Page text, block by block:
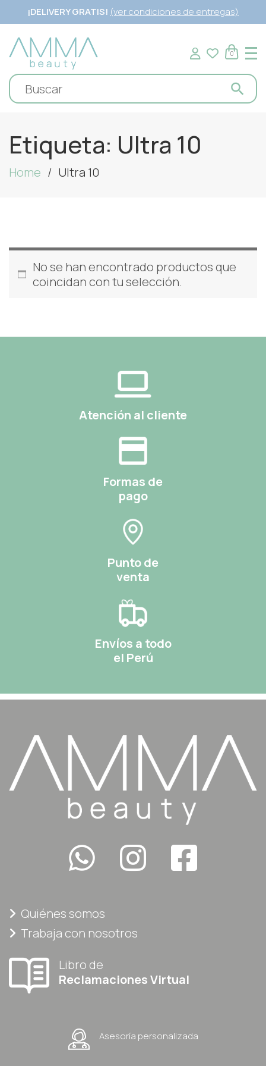
¡DELIVERY GRATIS! (ver condiciones de entregas)
0
Etiqueta: Ultra 10
Home Ultra 10
No se han encontrado productos que
coincidan con tu selección.
Atención al cliente
Formas de
pago
Punto de
venta
Envíos a todo
el Perú
Quiénes somos
Trabaja con nosotros
Libro de
Reclamaciones Virtual
Asesoría personalizada